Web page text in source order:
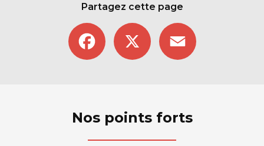
Partagez cette page
Facebook
Nos points forts